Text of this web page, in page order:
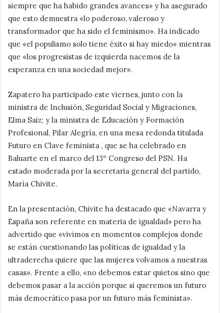
siempre que ha habido grandes avances» y ha asegurado
que esto demuestra «lo poderoso, valeroso y
transformador que ha sido el feminismo». Ha indicado
que «el populismo solo tiene éxito si hay miedo» mientras
que «los progresistas de izquierda nacemos de la
esperanza en una sociedad mejor».
Zapatero ha participado este viernes, junto con la
ministra de Inclusión, Seguridad Social y Migraciones,
Elma Saiz; y la ministra de Educación y Formación
Profesional, Pilar Alegría, en una mesa redonda titulada
Futuro en Clave feminista , que se ha celebrado en
Baluarte en el marco del 13º Congreso del PSN. Ha
estado moderada por la secretaria general del partido,
María Chivite.
En la presentación, Chivite ha destacado que «Navarra y
España son referente en materia de igualdad» pero ha
advertido que «vivimos en momentos complejos donde
se están cuestionando las políticas de igualdad y la
ultraderecha quiere que las mujeres volvamos a nuestras
casas». Frente a ello, «no debemos estar quietos sino que
debemos pasar a la acción porque si queremos un futuro
más democrático pasa por un futuro más feminista».